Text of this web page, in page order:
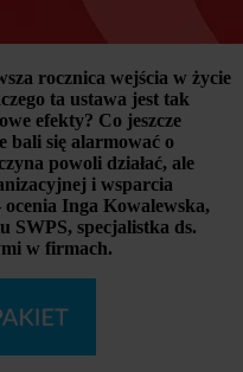
rocznica wejścia w życie
ta ustawa jest tak
efekty? Co jeszcze
bali się alarmować o
powoli działać, ale
i wsparcia
ocenia Inga Kowalewska,
SWPS, specjalistka ds.
w firmach.